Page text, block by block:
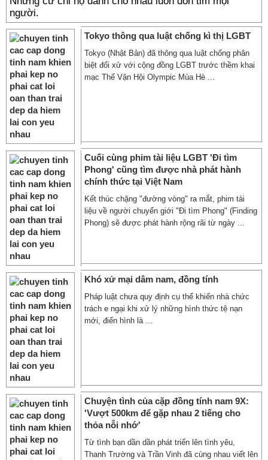
người.
Tokyo thông qua luật chống kì thị LGBT
Tokyo (Nhật Bản) đã thông qua luật chống phân
biệt đối xử với cộng đồng LGBT trước thềm khai
mạc Thế Vận Hội Olympic Mùa Hè ...
Cuối cùng phim tài liệu LGBT 'Đi tìm
Phong' cũng tìm được nhà phát hành
chính thức tại Việt Nam
Kết thúc chặng "đường vòng" ra mắt, phim tài
liệu về người chuyển giới "Đi tìm Phong" (Finding
Phong) sẽ được phát hành rộng rãi từ ngày ...
Khó xử mại dâm nam, đồng tính
Pháp luật chưa quy định cụ thể khiến nhà chức
trách e ngại khi xử lý những hình thức tệ nạn
mới, điển hình là ...
Chuyện tình của cặp đồng tính nam 9X:
'Vượt 500km để gặp nhau 2 tiếng cho
thỏa nỗi nhớ'
Từ tình bạn dần dần phát triển lên tình yêu,
Thanh Trường và Trần Vinh đã cùng nhau viết lên